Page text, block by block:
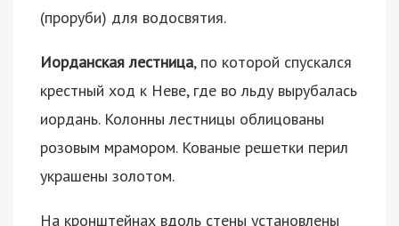
(проруби) для водосвятия.
Иорданская лестница, по которой спускался
крестный ход к Неве, где во льду вырубалась
иордань. Колонны лестницы облицованы
розовым мрамором. Кованые решетки перил
украшены золотом.
На кронштейнах вдоль стены установлены